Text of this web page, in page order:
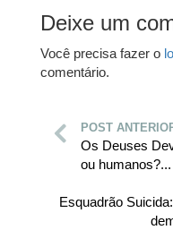
Deixe um
Você precisa fazer o
comentário.
POST
Os Deuses
ou humanos?...
Esquadrão